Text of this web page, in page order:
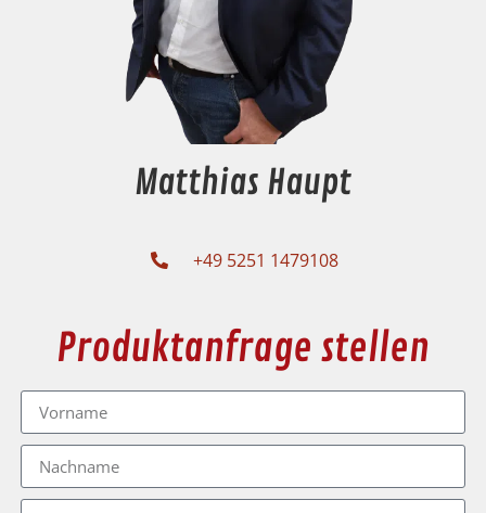
Matthias Haupt
+49 5251 1479108
Produktanfrage stellen